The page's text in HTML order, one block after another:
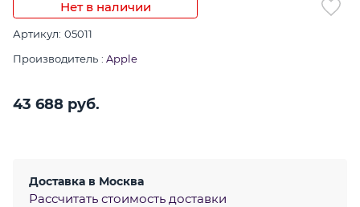
Нет в наличии
Артикул: 05011
Производитель : Apple
43 688 руб.
Доставка в Москва
Рассчитать стоимость доставки